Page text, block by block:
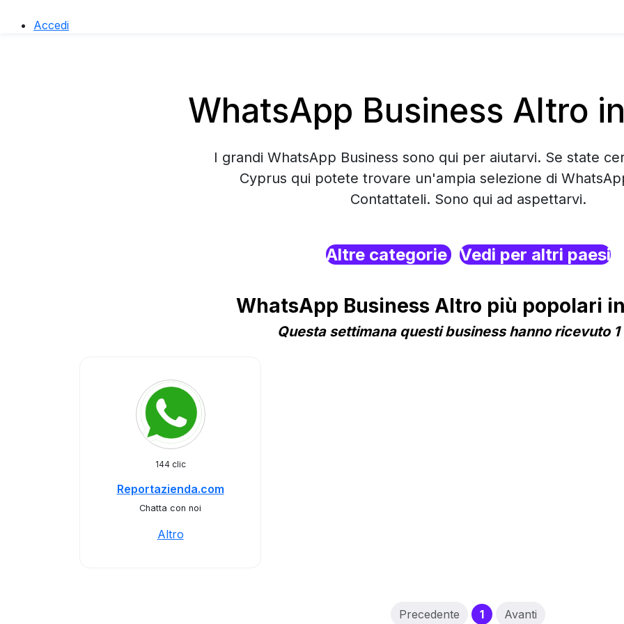
Accedi
WhatsApp Business Altro
I grandi WhatsApp Business sono qui per aiutarvi. Se state
Cyprus qui potete trovare un'ampia selezione di
Contattateli. Sono qui ad aspettarvi.
Altre categorie Vedi per altri paesi
WhatsApp Business Altro più popolari
Questa settimana questi business hanno ricevuto
144 clic
Reportazienda.com
Chatta con noi
Altro
Precedente 1(current)
Avanti